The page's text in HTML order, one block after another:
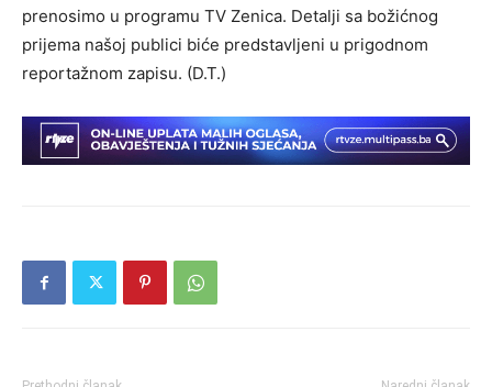
prenosimo u programu TV Zenica. Detalji sa božićnog
prijema našoj publici biće predstavljeni u prigodnom
reportažnom zapisu. (D.T.)